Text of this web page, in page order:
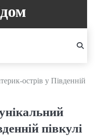
острів у Південній
півкулі